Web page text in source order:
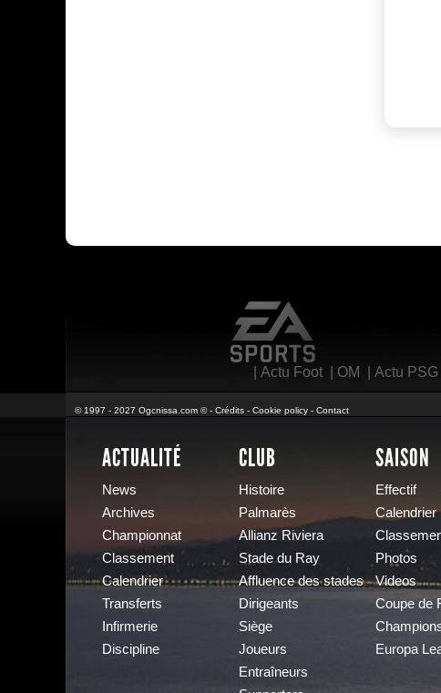
Actu Foot| OM Actu PSG
© 1997 - 2027 Ogcnissa.com © - Crédits - Cookie policy - Contact
ACTUALITÉ
News
Archives
Championnat
Classement
Calendrier
Transferts
Infirmerie
Discipline
CLUB
Histoire
Palmarès
Allianz Riviera
Stade du Ray
Affluence des stades
Dirigeants
Siège
Joueurs
Entraîneurs
SAISON
Effectif
Calendrier
Photos
Videos
Coupe de
Europa